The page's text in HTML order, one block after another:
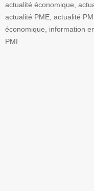
actualité économique,
actualité PME, actualité
économique, information
PMI